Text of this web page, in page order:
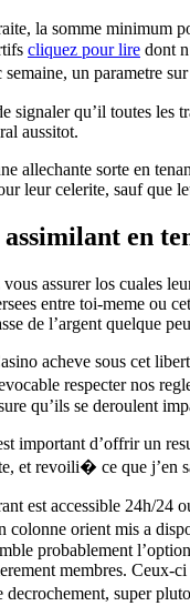
la somme minimum
cliquez pour lire dont
un parametre
signaler qu’il toutes les
aussitot.
allechante sorte en
leur celerite, sauf que
en
assurer los cuales
entre toi-meme ou
de l’argent quelque
acheve sous cet
respecter nos
qu’ils se deroulent
important d’offrir un
et revoili� ce que j’en
est accessible 24h/24
colonne orient mis a
probablement
membres. Ceux-
super